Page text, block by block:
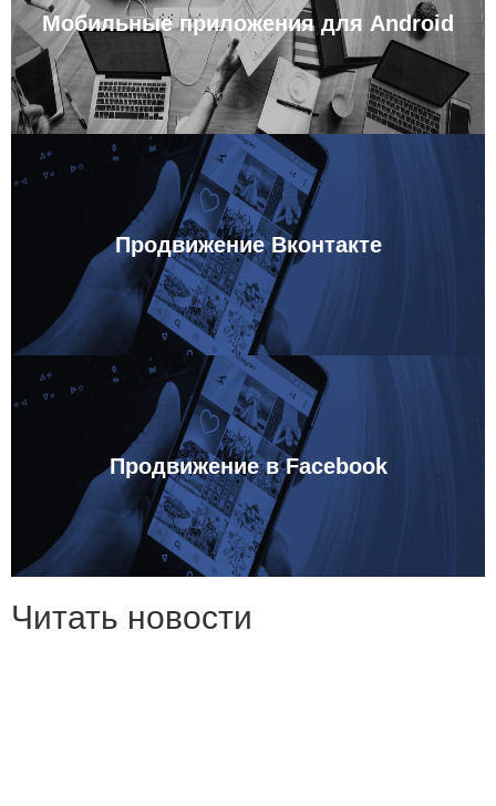
Мобильные приложения для Android
Продвижение Вконтакте
Продвижение в Facebook
Читать новости